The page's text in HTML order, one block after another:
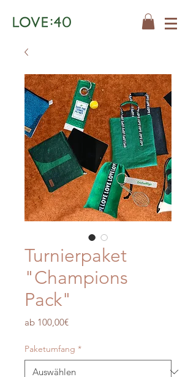
Turnierpaket
"Champions
Pack"
ab 100,00€Sale-
Paketumfang *